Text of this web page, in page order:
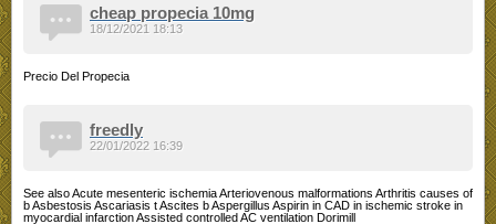
cheap propecia 10mg
Precio Del Propecia
18/12/2021 18:13
freedly
See also Acute mesenteric ischemia Arteriovenous malformations Arthritis causes of
b Asbestosis Ascariasis t Ascites b Aspergillus Aspirin in CAD in ischemic stroke in
myocardial infarction Assisted controlled AC ventilation Dorimill
22/01/2022 16:39